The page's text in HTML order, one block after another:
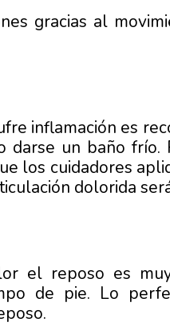
gracias al
inflamación es
darse un baño
los cuidadores
dolorida
el reposo es
de pie. Lo